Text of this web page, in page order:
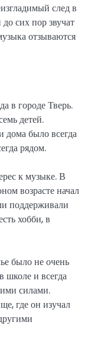
след в
сих пор звучат
отзываются
в городе Тверь.
детей.
дома было всегда
рядом.
к музыке. В
возрасте начал
поддерживали
хобби, в
было не очень
школе и всегда
силами.
где он изучал